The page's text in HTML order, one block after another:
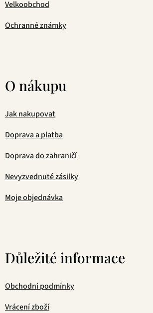
Velkoobchod
Ochranné známky
O nákupu
Jak nakupovat
Doprava a platba
Doprava do zahraničí
Nevyzvednuté zásilky
Moje objednávka
Důležité informace
Obchodní podmínky
Vrácení zboží